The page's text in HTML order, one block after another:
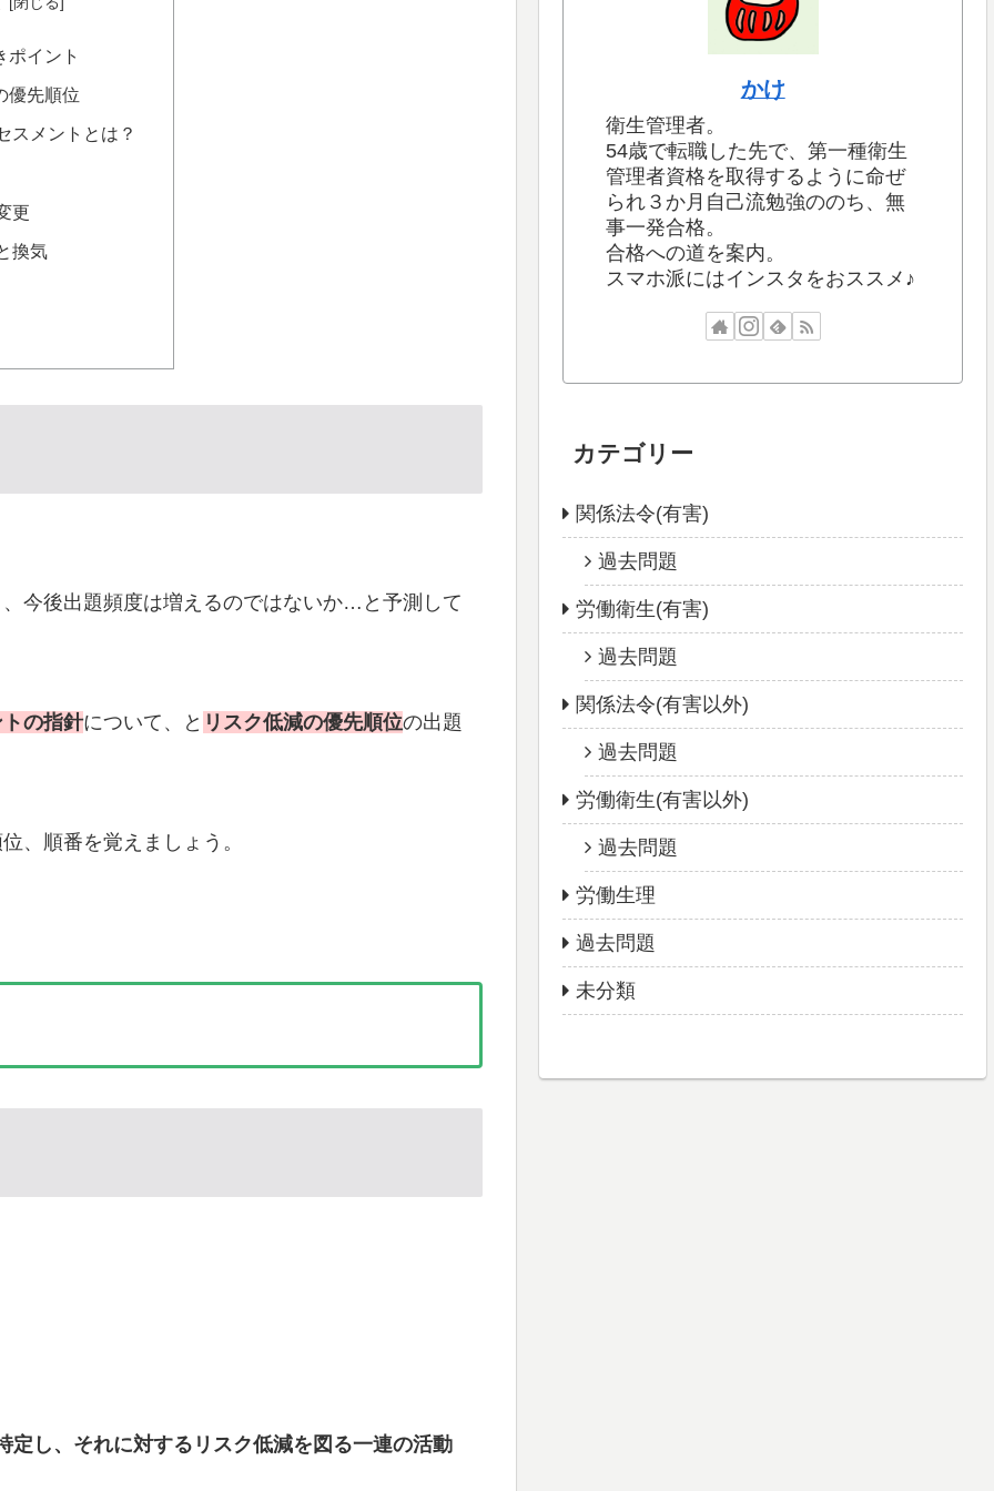
ポイント
優先順位
スメントとは？
更
換気
今後出題頻度は増えるのではないか…と予測して
の指針について、と リスク低減の優先順位の出題
、順番を覚えましょう。
し、それに対するリスク低減を図る一連の活動
かけ
衛生管理者。
54歳で転職した先で、第一種衛生
管理者資格を取得するように命ぜ
られ３か月自己流勉強ののち、無
事一発合格。
合格への道を案内。
スマホ派にはインスタをおススメ♪
カテゴリー
関係法令(有害)
過去問題
労働衛生(有害)
過去問題
関係法令(有害以外)
過去問題
労働衛生(有害以外)
過去問題
労働生理
過去問題
未分類